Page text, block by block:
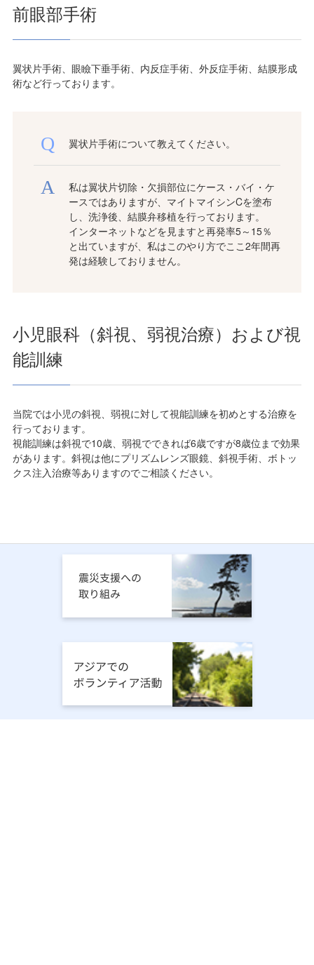
前眼部手術
翼状片手術、眼瞼下垂手術、内反症手術、外反症手術、結膜形成
術など行っております。
翼状片手術について教えてください。
私は翼状片切除・欠損部位にケース・バイ・ケ
ースではありますが、マイトマイシンCを塗布
し、洗浄後、結膜弁移植を行っております。
インターネットなどを見ますと再発率5～15％
と出ていますが、私はこのやり方でここ2年間再
発は経験しておりません。
小児眼科（斜視、弱視治療）および視
能訓練
当院では小児の斜視、弱視に対して視能訓練を初めとする治療を
行っております。
視能訓練は斜視で10歳、弱視でできれば6歳ですが8歳位まで効果
があります。斜視は他にプリズムレンズ眼鏡、斜視手術、ボトッ
クス注入治療等ありますのでご相談ください。